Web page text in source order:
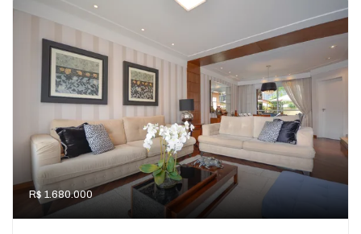
R$ 1.680.000